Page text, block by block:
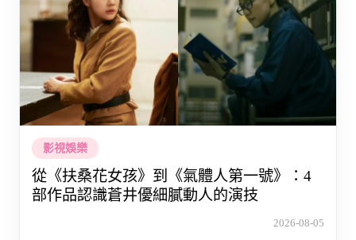
影視娛樂
從《扶桑花女孩》到《氣體人第一號》：4
部作品認識蒼井優細膩動人的演技
2026-08-05